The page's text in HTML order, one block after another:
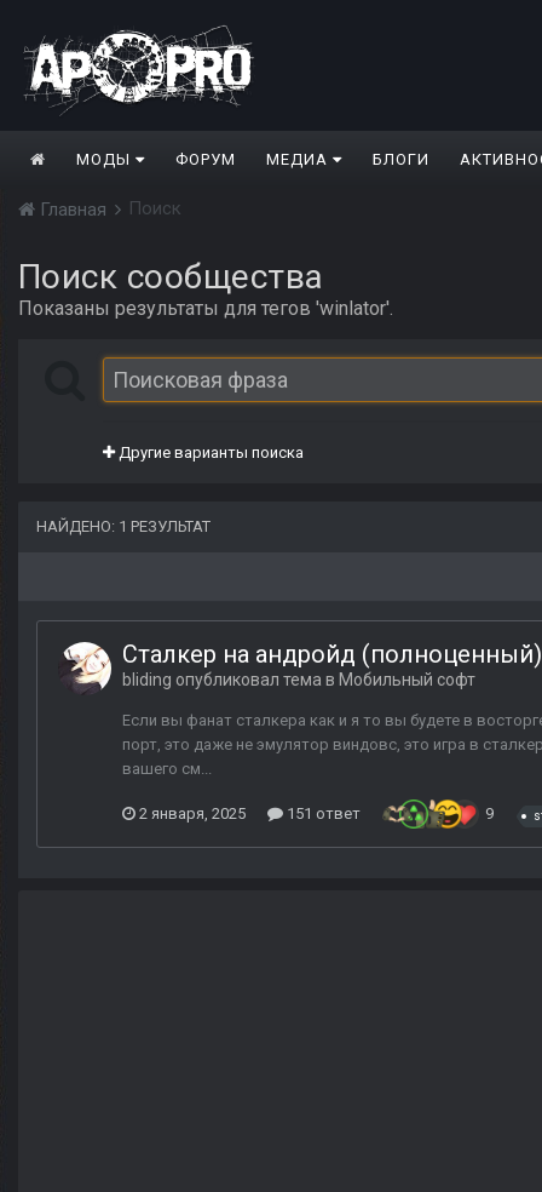
МОДЫ ФОРУМ МЕДИА БЛОГИ
Главная Поиск
Поиск сообщества
Показаны результаты для тегов 'winlator'.
Другие варианты поиска
НАЙДЕНО: 1 РЕЗУЛЬТАТ
Сталкер на андройд
bliding опубликовал тема в Мобильный софт
Если вы фанат сталкера как и я то вы будете в
порт, это даже не эмулятор виндовс, это игра в
вашего см...
2 января, 2025 151 ответ 9